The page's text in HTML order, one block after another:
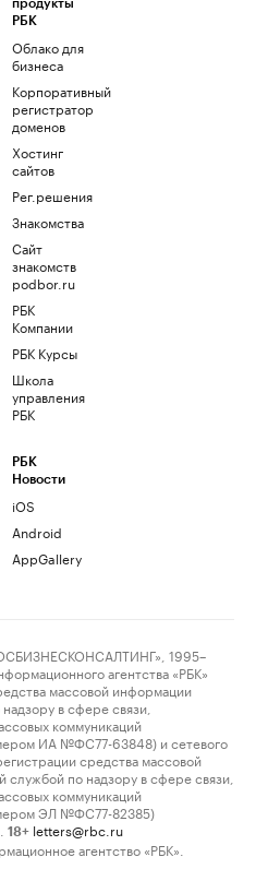
продукты
РБК
Облако для
бизнеса
Корпоративный
регистратор
доменов
Хостинг
сайтов
Рег.решения
Знакомства
Сайт
знакомств
podbor.ru
РБК
Компании
РБК Курсы
Школа
управления
РБК
РБК
Новости
iOS
Android
AppGallery
1995–
агентства «РБК»
массовой информации
в сфере связи,
коммуникаций
ИА №ФС77-63848) и сетевого
средства массовой
по надзору в сфере связи,
коммуникаций
ЭЛ №ФС77-82385)
18+ letters@rbc.ru
агентство «РБК».